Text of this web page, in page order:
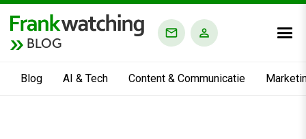
BLOG
Blog AI & Tech Content & Communicatie